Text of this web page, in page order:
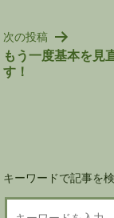
ゲ
ー
シ
ョ
次の投稿
もう一度基本を見
す！
キーワードで記事を